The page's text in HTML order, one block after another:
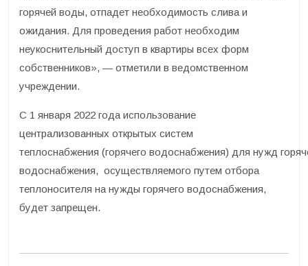
горячей воды, отпадет необходимость слива и
ожидания. Для проведения работ необходим
неукоснительный доступ в квартиры всех форм
собственников», — отметили в ведомственном
учреждении.
С 1 января 2022 года использование
централизованных открытых систем
теплоснабжения (горячего водоснабжения) для нужд
водоснабжения, осуществляемого путем отбора
теплоносителя на нужды горячего водоснабжения,
будет запрещен.